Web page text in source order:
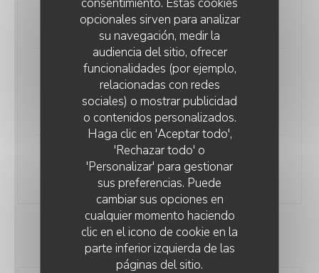
opcionales sirven para analizar
su navegación, medir la
audiencia del sitio, ofrecer
funcionalidades (por ejemplo,
relacionadas con redes
sociales) o mostrar publicidad
o contenidos personalizados.
Haga clic en 'Aceptar todo',
'Rechazar todo' o
'Personalizar' para gestionar
sus preferencias. Puede
cambiar sus opciones en
cualquier momento haciendo
clic en el icono de cookie en la
parte inferior izquierda de las
páginas del sitio.
basil oil, and red onions
18,00 EUR
Cesar Salad
Crispy chicken, tomatoes, Caesar dressing
19,00 EUR
Dish of the day
21,00 EUR
OUR DAILY ARRIVALS
LE SERVAN